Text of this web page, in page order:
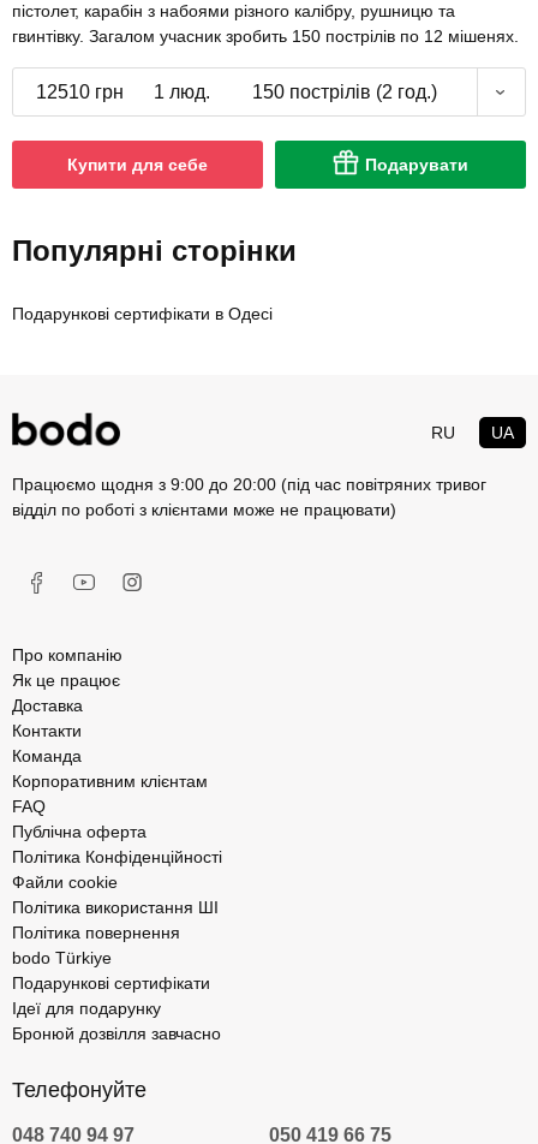
пістолет, карабін з набоями різного калібру, рушницю та
гвинтівку. Загалом учасник зробить 150 пострілів по 12 мішенях.
12510 грн 1 люд. 150 пострілів (2 год.)
Купити для себе Подарувати
Популярні сторінки
Подарункові сертифікати в Одесі
RU UA
Працюємо щодня з 9:00 до 20:00 (під час повітряних тривог
відділ по роботі з клієнтами може не працювати)
Про компанію
Як це працює
Доставка
Контакти
Команда
Корпоративним клієнтам
FAQ
Публічна оферта
Політика Конфіденційності
Файли cookie
Політика використання ШІ
Політика повернення
bodo Türkiye
Подарункові сертифікати
Ідеї для подарунку
Бронюй дозвілля завчасно
Телефонуйте
048 740 94 97 050 419 66 75